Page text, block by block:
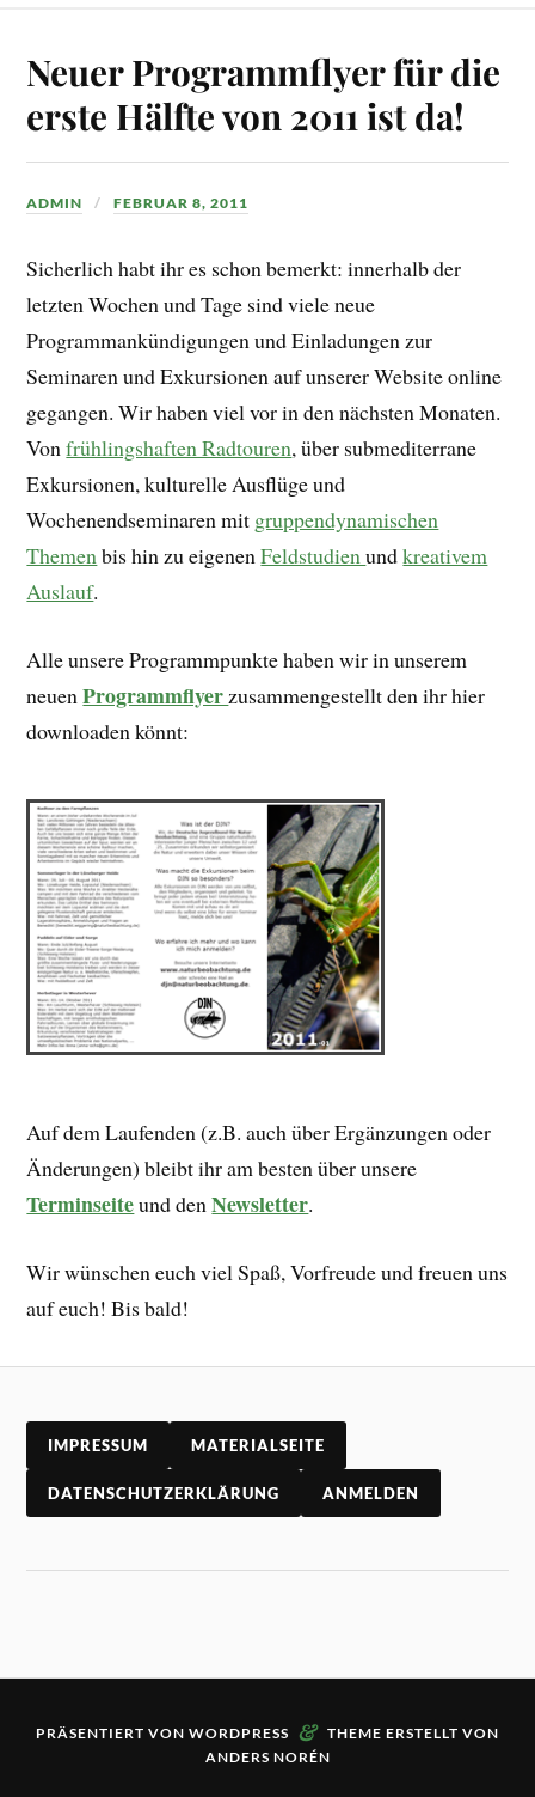
Neuer Programmflyer für die
erste Hälfte von 2011 ist da!
ADMIN FEBRUAR 8, 2011
Sicherlich habt ihr es schon bemerkt: innerhalb der
letzten Wochen und Tage sind viele neue
Programmankündigungen und Einladungen zur
Seminaren und Exkursionen auf unserer Website online
gegangen. Wir haben viel vor in den nächsten Monaten.
Vonfrühlingshaften Radtouren, über submediterrane
Exkursionen, kulturelle Ausflüge und
Wochenendseminaren mit gruppendynamischen
Themenbis hin zu eigenenFeldstudienundkreativem
Auslauf.
Alle unsere Programmpunkte haben wir in unserem
neuenProgrammflyerzusammengestellt den ihr hier
downloaden könnt:
Auf dem Laufenden (z.B. auch über Ergänzungen oder
Änderungen) bleibt ihr am besten über unsere
Terminseiteund denNewsletter.
Wir wünschen euch viel Spaß, Vorfreude und freuen uns
auf euch! Bis bald!
IMPRESSUM MATERIALSEITE
DATENSCHUTZERKLÄRUNG ANMELDEN
PRÄSENTIERT VON WORDPRESS & THEME ERSTELLT VON
ANDERS NORÉN